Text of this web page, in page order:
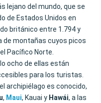
lejano del mundo, que se
de Estados Unidos en
británico entre 1.794 y
de montañas cuyos picos
Pacífico Norte.
ocho de ellas están
para los turistas.
archipiélago es conocido,
, Maui, Kauai y Hawái, a las